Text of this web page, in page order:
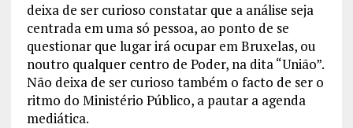
deixa de ser curioso constatar que a análise seja
centrada em uma só pessoa, ao ponto de se
questionar que lugar irá ocupar em Bruxelas, ou
noutro qualquer centro de Poder, na dita “União”.
Não deixa de ser curioso também o facto de ser o
ritmo do Ministério Público, a pautar a agenda
mediática.